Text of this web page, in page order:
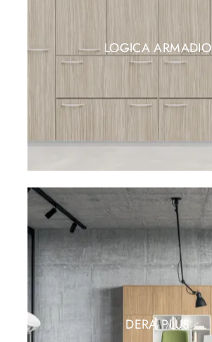
LOGICA ARMADIO
DERA PLUS